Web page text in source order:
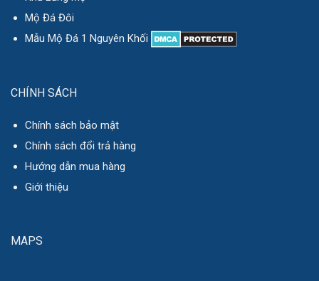
Mộ Đá Đôi
Mẫu Mộ Đá 1 Nguyên Khối
CHÍNH SÁCH
Chính sách bảo mật
Chính sách đổi trả hàng
Hướng dẫn mua hàng
Giới thiệu
MAPS